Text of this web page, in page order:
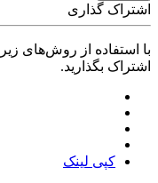
اشتراک گذاری
با استفاده از روش‌های
اشتراک بگذارید.
کپی لینک